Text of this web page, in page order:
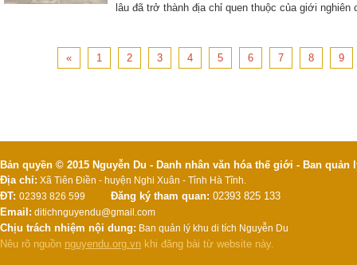
lâu đã trở thành địa chỉ quen thuộc của giới
« 1 2 3 4 5 6 7 8 9
Bản quyền © 2015 Nguyễn Du - Danh nhân văn hóa thế giới - Ban
Địa chỉ: Xã Tiên Điền - huyện Nghi Xuân - Tỉnh Hà Tĩnh.
ĐT: 02393 826 599 Đăng ký tham quan: 02393 825 133
Email: ditichnguyendu@gmail.com
Chịu trách nhiệm nội dung: Ban quản lý khu di tích Nguyễn Du
Nêu rõ nguồn nguyendu.org.vn khi đăng bài từ website này.